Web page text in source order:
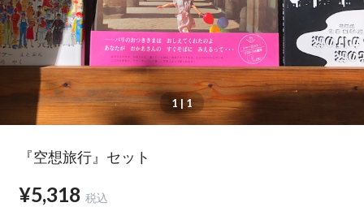
1| 1
『空想旅行』セット
¥5,318 税込